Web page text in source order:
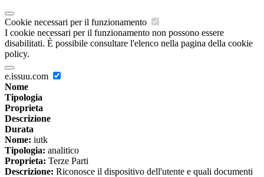
Cookie necessari per il funzionamento
I cookie necessari per il funzionamento non possono essere
disabilitati. È possibile consultare l'elenco nella pagina della cookie
policy.
e.issuu.com
Nome
Tipologia
Proprieta
Descrizione
Durata
Nome: iutk
Tipologia: analitico
Proprieta: Terze Parti
Descrizione: Riconosce il dispositivo dell'utente e quali documenti